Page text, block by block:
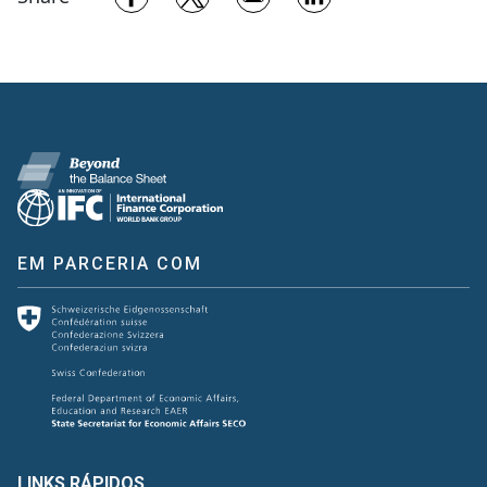
EM PARCERIA COM